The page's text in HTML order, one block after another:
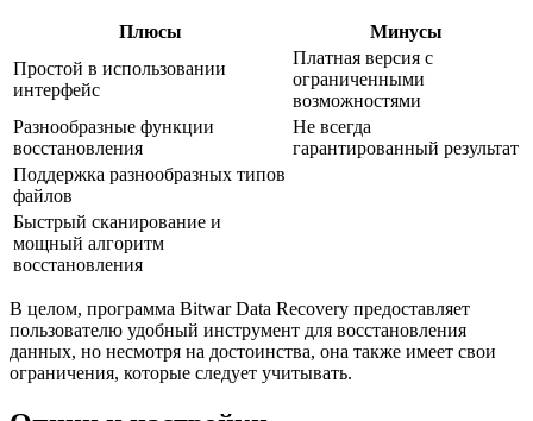
Плюсы
Минусы
Простой в использовании
интерфейс
Платная версия с
ограниченными
возможностями
Разнообразные функции
восстановления
Не всегда
гарантированный результат
Поддержка разнообразных типов
файлов
Быстрый сканирование и
мощный алгоритм
восстановления
В целом, программа Bitwar Data Recovery предоставляет
пользователю удобный инструмент для восстановления
данных, но несмотря на достоинства, она также имеет свои
ограничения, которые следует учитывать.